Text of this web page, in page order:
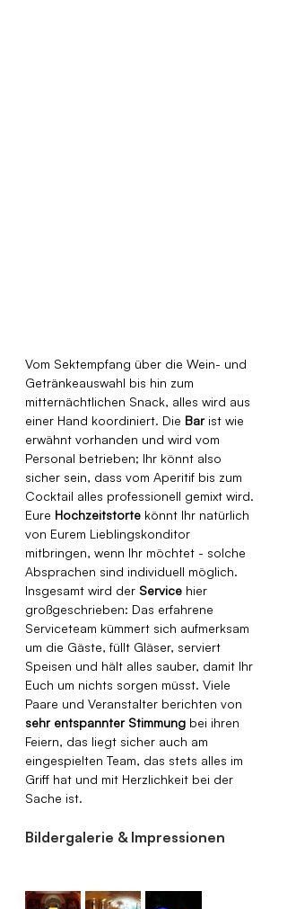
Vom Sektempfang über die Wein- und
Getränkeauswahl bis hin zum
mitternächtlichen Snack, alles wird aus
einer Hand koordiniert. Die Bar ist wie
erwähnt vorhanden und wird vom
Personal betrieben; Ihr könnt also
sicher sein, dass vom Aperitif bis zum
Cocktail alles professionell gemixt wird.
Eure Hochzeitstorte könnt Ihr natürlich
von Eurem Lieblingskonditor
mitbringen, wenn Ihr möchtet - solche
Absprachen sind individuell möglich.
Insgesamt wird der Service hier
großgeschrieben: Das erfahrene
Serviceteam kümmert sich aufmerksam
um die Gäste, füllt Gläser, serviert
Speisen und hält alles sauber, damit Ihr
Euch um nichts sorgen müsst. Viele
Paare und Veranstalter berichten von
sehr entspannter Stimmung bei ihren
Feiern, das liegt sicher auch am
eingespielten Team, das stets alles im
Griff hat und mit Herzlichkeit bei der
Sache ist.
Bildergalerie & Impressionen